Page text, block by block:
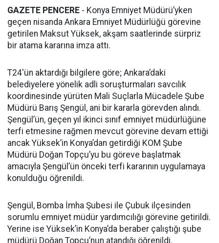
GAZETE PENCERE - Konya Emniyet Müdürü’yken
geçen nisanda Ankara Emniyet Müdürlüğü görevine
getirilen Maksut Yüksek, akşam saatlerinde sürpriz
bir atama kararına imza attı.
T24'ün aktardığı bilgilere göre; Ankara’daki
belediyelere yönelik adli soruşturmaları savcılık
koordinesinde yürüten Mali Suçlarla Mücadele Şube
Müdürü Barış Şengül, ani bir kararla görevden alındı.
Şengül’ün, geçen yıl ikinci sınıf emniyet müdürlüğüne
terfi etmesine rağmen mevcut görevine devam ettiği
ancak Yüksek’in Konya’dan getirdiği KOM Şube
Müdürü Doğan Topçu’yu bu göreve başlatmak
amacıyla Şengül’ün önceki terfi kararının uygulamaya
konulduğu öğrenildi.
Şengül, Bomba İmha Şubesi ile Çubuk ilçesinden
sorumlu emniyet müdür yardımcılığı görevine getirildi.
Yerine ise Yüksek’in Konya’da beraber çalıştığı şube
müdürü Doğan Topçu’nun atandığı öğrenildi.